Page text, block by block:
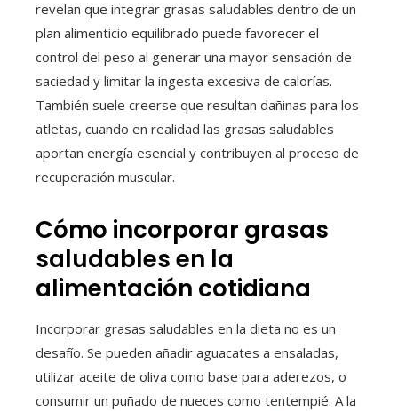
revelan que integrar grasas saludables dentro de un
plan alimenticio equilibrado puede favorecer el
control del peso al generar una mayor sensación de
saciedad y limitar la ingesta excesiva de calorías.
También suele creerse que resultan dañinas para los
atletas, cuando en realidad las grasas saludables
aportan energía esencial y contribuyen al proceso de
recuperación muscular.
Cómo incorporar grasas
saludables en la
alimentación cotidiana
Incorporar grasas saludables en la dieta no es un
desafío. Se pueden añadir aguacates a ensaladas,
utilizar aceite de oliva como base para aderezos, o
consumir un puñado de nueces como tentempié. A la